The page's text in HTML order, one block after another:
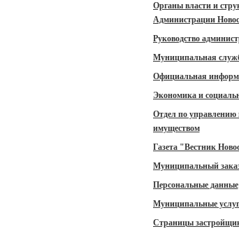
Органы власти и
Администрации
Руководство
Муниципальная
Официальная
Экономика и
Отдел по
имуществом
Газета "Вестник
Муниципальный
Персональные данные
Муниципальные
Страницы